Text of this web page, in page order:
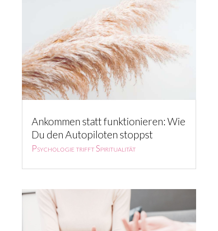
Ankommen statt funktionieren: Wie
Du den Autopiloten stoppst
Psychologie trifft Spiritualität